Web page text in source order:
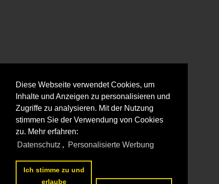
Diese Webseite verwendet Cookies, um
Inhalte und Anzeigen zu personalisieren und
Zugriffe zu analysieren. Mit der Nutzung
stimmen Sie der Verwendung von Cookies
zu. Mehr erfahren:
Datenschutz , Personalisierte Werbung
Ich stimme zu und
erlaube